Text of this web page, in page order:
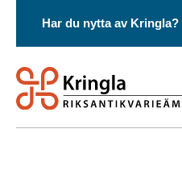
Har du nytta av Kringla?